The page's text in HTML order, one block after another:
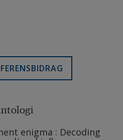
enigma : Decoding